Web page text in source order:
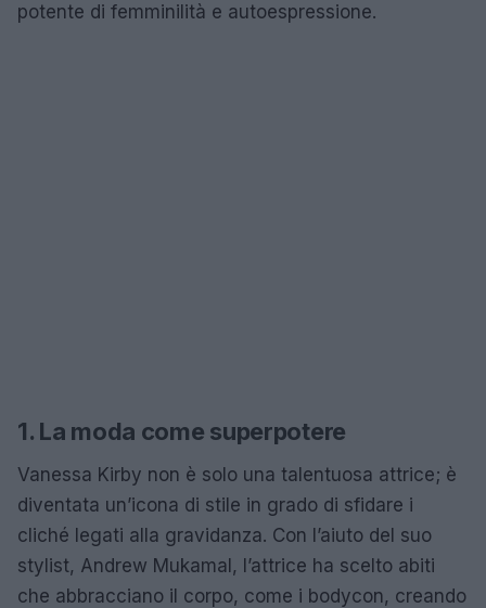
potente di femminilità e autoespressione.
1. La moda come superpotere
Vanessa Kirby non è solo una talentuosa attrice; è
diventata un’icona di stile in grado di sfidare i
cliché legati alla gravidanza. Con l’aiuto del suo
stylist, Andrew Mukamal, l’attrice ha scelto abiti
che abbracciano il corpo, come i bodycon, creando